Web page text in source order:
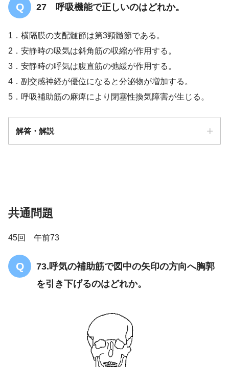
解答1
27 呼吸機能で正しいのはどれか。
1．横隔膜の支配髄節は第3頸髄節である。
2．安静時の吸気は斜角筋の収縮が作用する。
3．安静時の呼気は腹直筋の弛緩が作用する。
4．副交感神経が優位になると分泌物が増加する。
5．呼吸補助筋の麻痺により閉塞性換気障害が生じる。
解答・解説
共通問題
45回 午前73
73.呼気の補助筋で図中の矢印の方向へ胸郭
を引き下げるのはどれか。